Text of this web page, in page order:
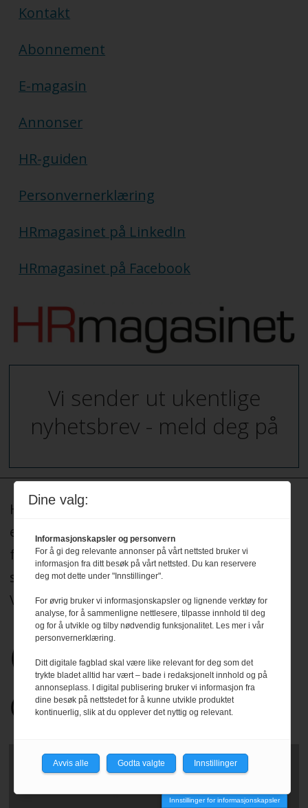
Kontakt
Abonnement
E-magasin
Annonser
HR-guiden
Personvernerklæring
HRmagasinet på LinkedIn
HRmagasinet på Facebook
Vi sender ut ukentlige
nyhetsbrev - meld deg på
HRmagasinet og hrmagasinet.no redigeres
etter Redaktørplakaten, og legger til grunn
for sitt arbeid de etiske normer og plikter
som er formulert i Norsk Presseforbunds
Vær Varsom-plakat.Les mer.
Innstillinger for informasjonskapsler
Dine valg:
Informasjonskapsler og personvern
For å gi deg relevante annonser på vårt nettsted bruker vi
informasjon fra ditt besøk på vårt nettsted. Du kan reservere
deg mot dette under "Innstillinger".
For øvrig bruker vi informasjonskapsler og lignende verktøy for
analyse, for å sammenligne nettlesere, tilpasse innhold til deg
og for å utvikle og tilby nødvendig funksjonalitet. Les mer i vår
personvernerklæring.
Ditt digitale fagblad skal være like relevant for deg som det
trykte bladet alltid har vært – bade i redaksjonelt innhold og på
annonseplass. I digital publisering bruker vi informasjon fra
dine besøk på nettstedet for å kunne utvikle produktet
kontinuerlig, slik at du opplever det nyttig og relevant.
Avvis alle Godta valgte Innstillinger